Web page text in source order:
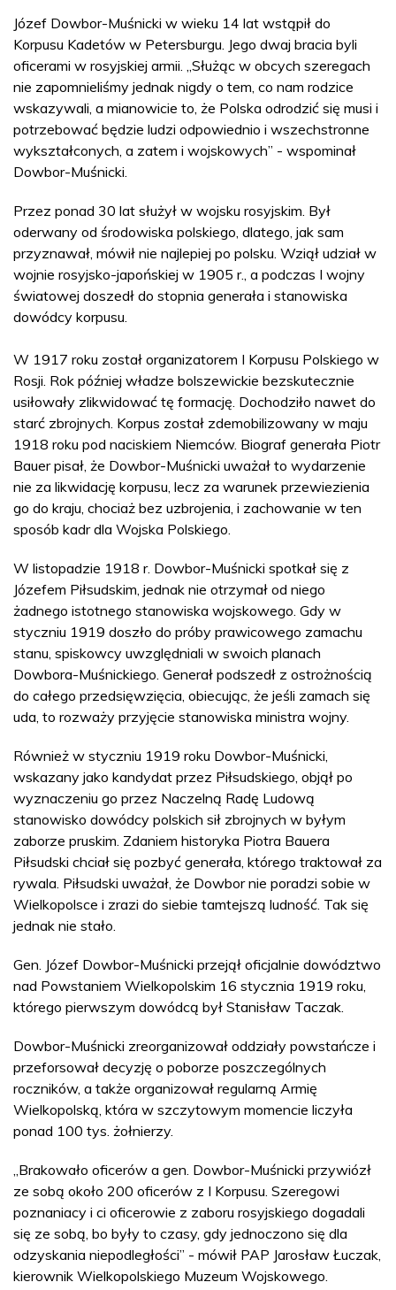
Józef Dowbor-Muśnicki w wieku 14 lat wstąpił do
Korpusu Kadetów w Petersburgu. Jego dwaj bracia byli
oficerami w rosyjskiej armii. „Służąc w obcych szeregach
nie zapomnieliśmy jednak nigdy o tem, co nam rodzice
wskazywali, a mianowicie to, że Polska odrodzić się musi i
potrzebować będzie ludzi odpowiednio i wszechstronne
wykształconych, a zatem i wojskowych” - wspominał
Dowbor-Muśnicki.
Przez ponad 30 lat służył w wojsku rosyjskim. Był
oderwany od środowiska polskiego, dlatego, jak sam
przyznawał, mówił nie najlepiej po polsku. Wziął udział w
wojnie rosyjsko-japońskiej w 1905 r., a podczas I wojny
światowej doszedł do stopnia generała i stanowiska
dowódcy korpusu.
W 1917 roku został organizatorem I Korpusu Polskiego w
Rosji. Rok później władze bolszewickie bezskutecznie
usiłowały zlikwidować tę formację. Dochodziło nawet do
starć zbrojnych. Korpus został zdemobilizowany w maju
1918 roku pod naciskiem Niemców. Biograf generała Piotr
Bauer pisał, że Dowbor-Muśnicki uważał to wydarzenie
nie za likwidację korpusu, lecz za warunek przewiezienia
go do kraju, chociaż bez uzbrojenia, i zachowanie w ten
sposób kadr dla Wojska Polskiego.
W listopadzie 1918 r. Dowbor-Muśnicki spotkał się z
Józefem Piłsudskim, jednak nie otrzymał od niego
żadnego istotnego stanowiska wojskowego. Gdy w
styczniu 1919 doszło do próby prawicowego zamachu
stanu, spiskowcy uwzględniali w swoich planach
Dowbora-Muśnickiego. Generał podszedł z ostrożnością
do całego przedsięwzięcia, obiecując, że jeśli zamach się
uda, to rozważy przyjęcie stanowiska ministra wojny.
Również w styczniu 1919 roku Dowbor-Muśnicki,
wskazany jako kandydat przez Piłsudskiego, objął po
wyznaczeniu go przez Naczelną Radę Ludową
stanowisko dowódcy polskich sił zbrojnych w byłym
zaborze pruskim. Zdaniem historyka Piotra Bauera
Piłsudski chciał się pozbyć generała, którego traktował za
rywala. Piłsudski uważał, że Dowbor nie poradzi sobie w
Wielkopolsce i zrazi do siebie tamtejszą ludność. Tak się
jednak nie stało.
Gen. Józef Dowbor-Muśnicki przejął oficjalnie dowództwo
nad Powstaniem Wielkopolskim 16 stycznia 1919 roku,
którego pierwszym dowódcą był Stanisław Taczak.
Dowbor-Muśnicki zreorganizował oddziały powstańcze i
przeforsował decyzję o poborze poszczególnych
roczników, a także organizował regularną Armię
Wielkopolską, która w szczytowym momencie liczyła
ponad 100 tys. żołnierzy.
„Brakowało oficerów a gen. Dowbor-Muśnicki przywiózł
ze sobą około 200 oficerów z I Korpusu. Szeregowi
poznaniacy i ci oficerowie z zaboru rosyjskiego dogadali
się ze sobą, bo były to czasy, gdy jednoczono się dla
odzyskania niepodległości” - mówił PAP Jarosław Łuczak,
kierownik Wielkopolskiego Muzeum Wojskowego.